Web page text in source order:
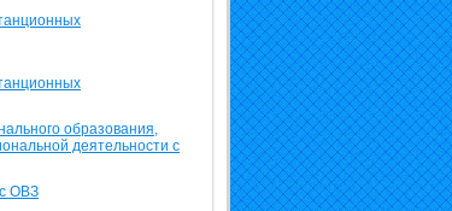
образования,
деятельности с
ОВЗ